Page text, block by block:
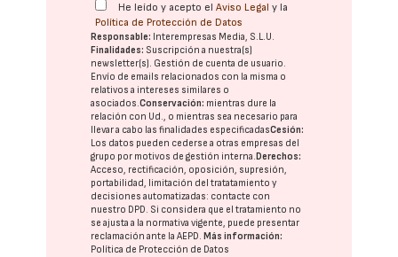
He leído y acepto elAviso Legal y la
Política de Protección de Datos
Responsable: Interempresas Media, S.L.U.
Finalidades: Suscripción a nuestra(s)
newsletter(s). Gestión de cuenta de usuario.
Envío de emails relacionados con la misma o
relativos a intereses similares o
asociados.Conservación: mientras dure la
relación con Ud., o mientras sea necesario para
llevar a cabo las finalidades especificadasCesión:
Los datos pueden cederse a otras empresas del
grupo por motivos de gestión interna. Derechos:
Acceso, rectificación, oposición, supresión,
portabilidad, limitación del tratatamiento y
decisiones automatizadas: contacte con
nuestro DPD. Si considera que el tratamiento no
se ajusta a la normativa vigente, puede presentar
reclamación ante laAEPD. Más información:
Política de Protección de Datos